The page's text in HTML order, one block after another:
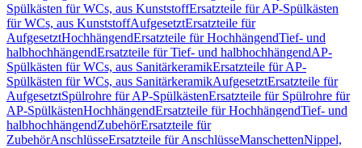
Spülkästen für WCs, aus KunststoffErsatzteile für AP-Spülkästen
für WCs, aus KunststoffAufgesetztErsatzteile für
AufgesetztHochhängendErsatzteile für HochhängendTief- und
halbhochhängendErsatzteile für Tief- und halbhochhängendAP-
Spülkästen für WCs, aus SanitärkeramikErsatzteile für AP-
Spülkästen für WCs, aus SanitärkeramikAufgesetztErsatzteile für
AufgesetztSpülrohre für AP-SpülkästenErsatzteile für Spülrohre für
AP-SpülkästenHochhängendErsatzteile für HochhängendTief- und
halbhochhängendZubehörErsatzteile für
ZubehörAnschlüsseErsatzteile für AnschlüsseManschettenNippel,